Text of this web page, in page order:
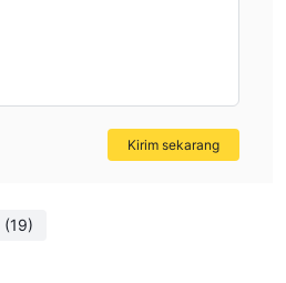
(19)
Kirim sekarang